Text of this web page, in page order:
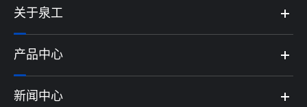
关于泉工
产品中心
新闻中心